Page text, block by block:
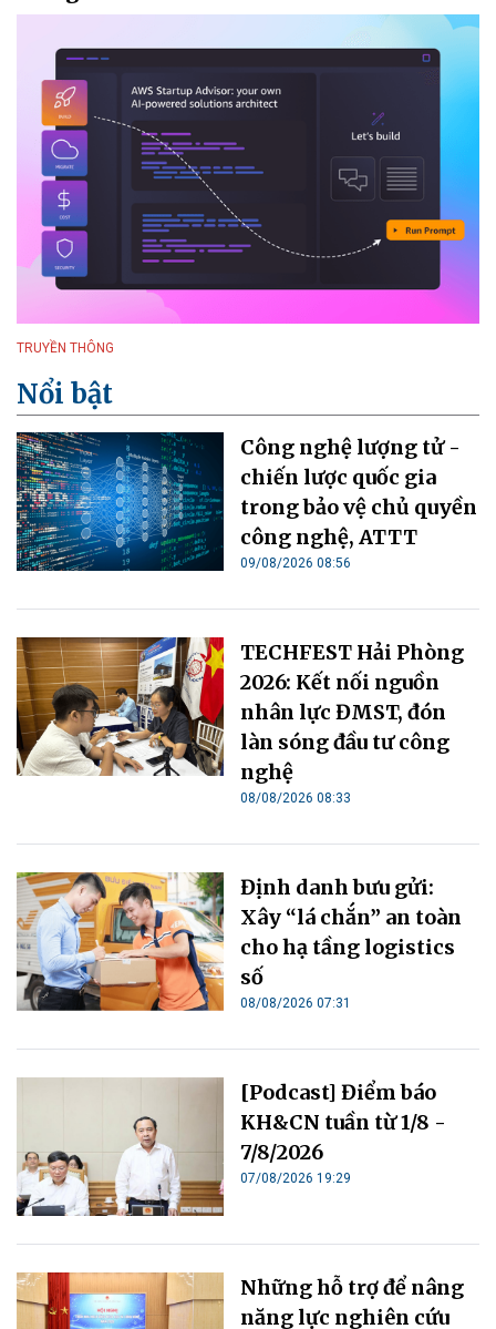
TRUYỀN THÔNG
Nổi bật
Công nghệ lượng tử -
chiến lược quốc gia
trong bảo vệ chủ quyền
công nghệ, ATTT
09/08/2026 08:56
TECHFEST Hải Phòng
2026: Kết nối nguồn
nhân lực ĐMST, đón
làn sóng đầu tư công
nghệ
08/08/2026 08:33
Định danh bưu gửi:
Xây “lá chắn” an toàn
cho hạ tầng logistics
số
08/08/2026 07:31
[Podcast] Điểm báo
KH&CN tuần từ 1/8 -
7/8/2026
07/08/2026 19:29
Những hỗ trợ để nâng
năng lực nghiên cứu